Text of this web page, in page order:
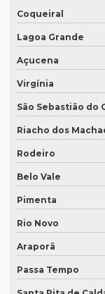
Coqueiral
Lagoa Grande
Açucena
Virgínia
São Sebastião do
Riacho dos
Rodeiro
Belo Vale
Pimenta
Rio Novo
Araporã
Passa Tempo